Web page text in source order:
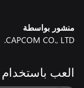
منشور بواسطة
CAPCOM CO., LTD.
العب باستخدام